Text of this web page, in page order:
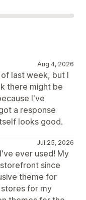
Aug 4, 2026
last week, but I
there might be
I've
a response
looks good.
Jul 25, 2026
ever used! My
since
theme for
for my